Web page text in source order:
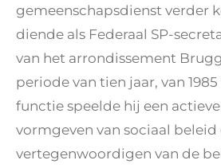
gemeenschapsdienst verder
diende als Federaal SP-
van het arrondissement
periode van tien jaar, van
functie speelde hij een
vormgeven van sociaal beleid
vertegenwoordigen van de